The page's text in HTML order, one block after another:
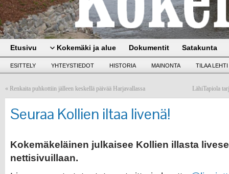
Etusivu Kokemäki ja alue Dokumentit Satakunta
ESITTELY YHTEYSTIEDOT HISTORIA MAINONTA TILAA LEHTI
« Renkaita puhkottiin jälleen keskellä päivää Harjavallassa LähiTapiola
Seuraa Kollien iltaa livenä!
Kokemäkeläinen julkaisee Kollien illasta
nettisivuillaan.